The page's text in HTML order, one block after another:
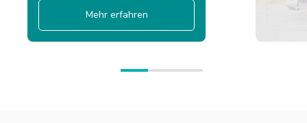
Mehr erfahren